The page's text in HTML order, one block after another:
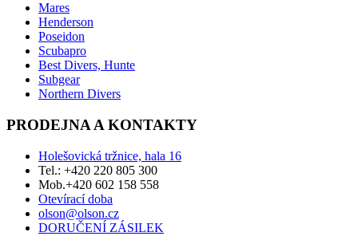
Mares
Henderson
Poseidon
Scubapro
Best Divers, Hunte
Subgear
Northern Divers
PRODEJNA A KONTAKTY
Holešovická tržnice, hala 16
Tel.: +420 220 805 300
Mob.+420 602 158 558
Otevírací doba
olson@olson.cz
DORUČENÍ ZÁSILEK